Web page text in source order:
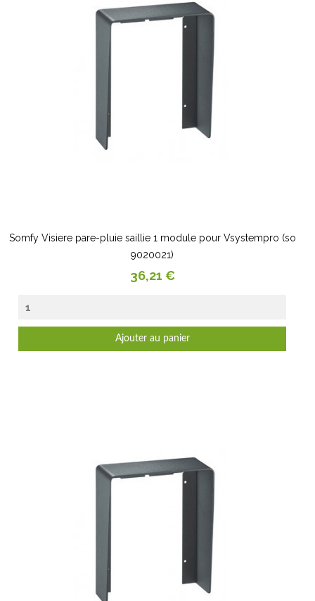
Somfy Visiere pare-pluie saillie 1 module pour Vsystempro (so
9020021)
Prix
36,21 €
Ajouter au panier